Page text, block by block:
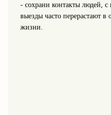
- сохрани контакты людей,
выезды часто перерастают
жизни.